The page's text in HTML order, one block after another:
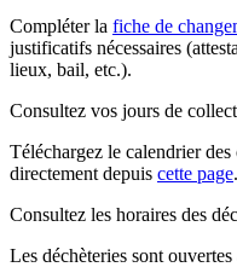
Compléter la fiche de
justificatifs nécessaires
lieux, bail, etc.).
Consultez vos jours de
Téléchargez le calendrier
directement depuis cette page.
Consultez les horaires des
Les déchèteries sont